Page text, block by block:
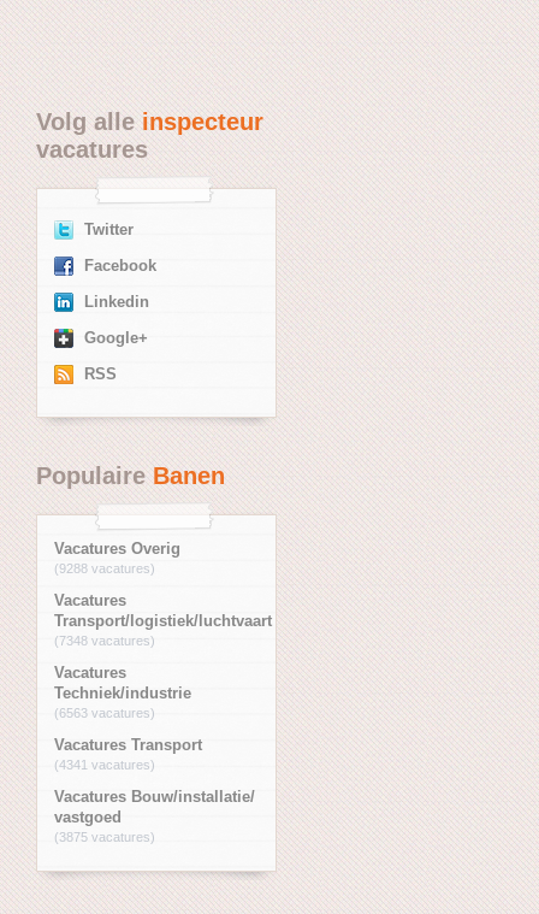
Volg alleinspecteur
vacatures
Twitter
Facebook
Linkedin
Google+
RSS
PopulaireBanen
Vacatures Overig
(9288 vacatures)
Vacatures
Transport/logistiek/luchtvaart
(7348 vacatures)
Vacatures
Techniek/industrie
(6563 vacatures)
Vacatures Transport
(4341 vacatures)
Vacatures Bouw/installatie/
vastgoed
(3875 vacatures)